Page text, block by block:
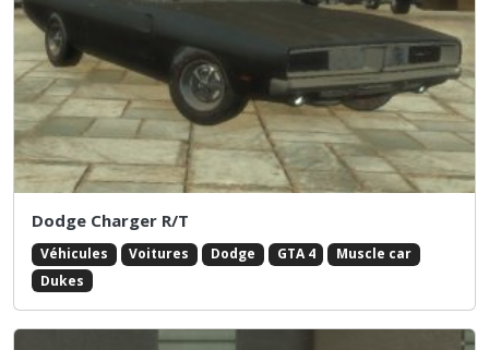
Dodge Charger R/T
Véhicules Voitures Dodge GTA 4
Muscle car
Dukes